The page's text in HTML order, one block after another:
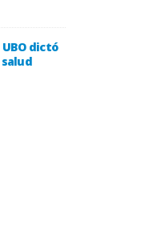
dictó